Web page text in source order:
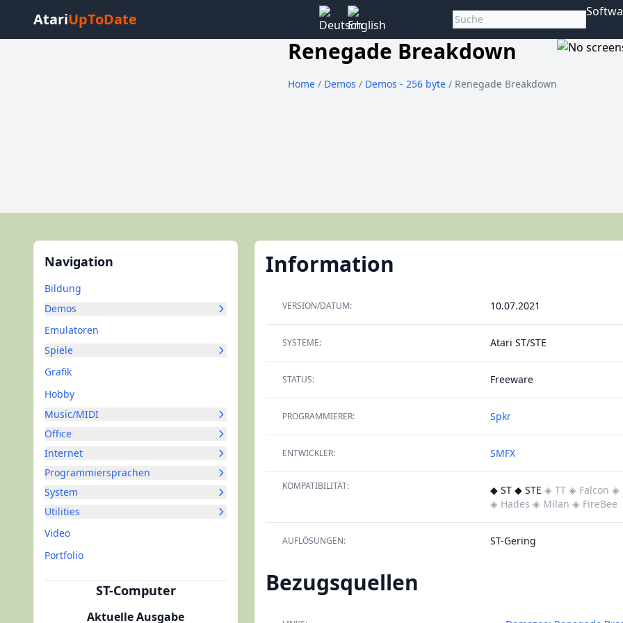
AtariUpToDate
Renegade Breakdown
Home / Demos / Demos - 256 byte / Renegade Breakdown
Navigation
Bildung
Demos
Emulatoren
Spiele
Grafik
Hobby
Music/MIDI
Office
Internet
Programmiersprachen
System
Utilities
Video
Portfolio
ST-Computer
Aktuelle Ausgabe
Information
VERSION/DATUM: 10.07.2021
SYSTEME: Atari ST/STE
STATUS: Freeware
PROGRAMMIERER: Spkr
ENTWICKLER: SMFX
KOMPATIBILITÄT: ◆ ST ◆ STE ◈ TT ◈ Falcon ◈
◈ Hades ◈ Milan ◈ FireBee
AUFLÖSUNGEN: ST-Gering
Bezugsquellen